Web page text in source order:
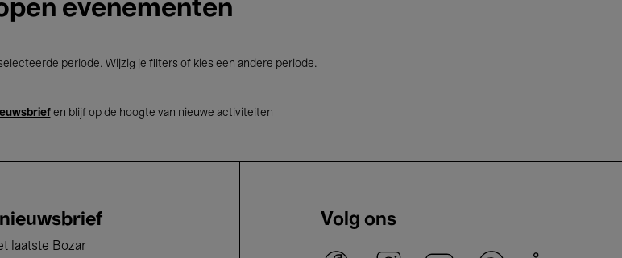
evenementen
periode. Wijzig je filters of kies een andere periode.
en blijf op de hoogte van nieuwe activiteiten
laatste Bozar
Volg ons